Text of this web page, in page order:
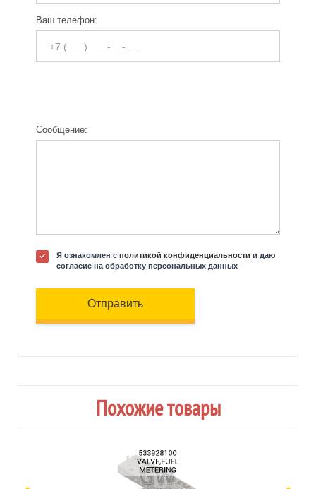
Ваш телефон:
Сообщение:
Я ознакомлен с политикой конфиденциальности и даю
согласие на обработку персональных данных
Отправить
Похожие товары